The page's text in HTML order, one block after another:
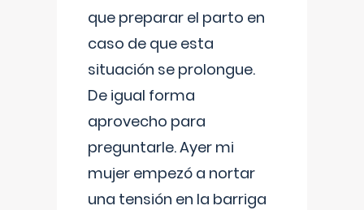
que preparar el parto en
caso de que esta
situación se prolongue.
De igual forma
aprovecho para
preguntarle. Ayer mi
mujer empezó a nortar
una tensión en la barriga